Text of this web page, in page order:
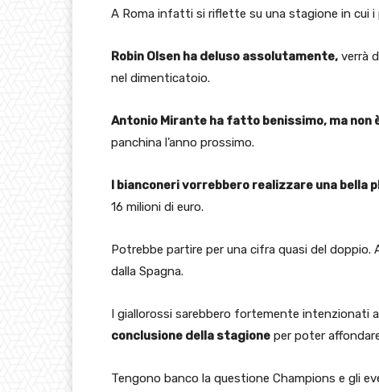
A Roma infatti si riflette su una stagione in cui
Robin Olsen ha deluso assolutamente, verrà
nel dimenticatoio.
Antonio Mirante ha fatto benissimo, ma non
panchina l’anno prossimo.
I bianconeri vorrebbero realizzare una bella
16 milioni di euro.
Potrebbe partire per una cifra quasi del
dalla Spagna.
I giallorossi sarebbero fortemente intenzionati a
conclusione della stagione per poter
Tengono banco la questione Champions e gli